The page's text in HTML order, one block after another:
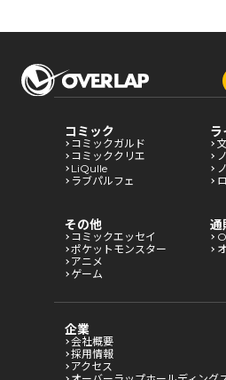
コミック
コミックガルド
コミッククリエ
LiQulle
ラブパルフェ
ラ
その他
コミックエッセイ
ポケットモンスター
アニメ
ゲーム
通
企業
会社概要
採用情報
アクセス